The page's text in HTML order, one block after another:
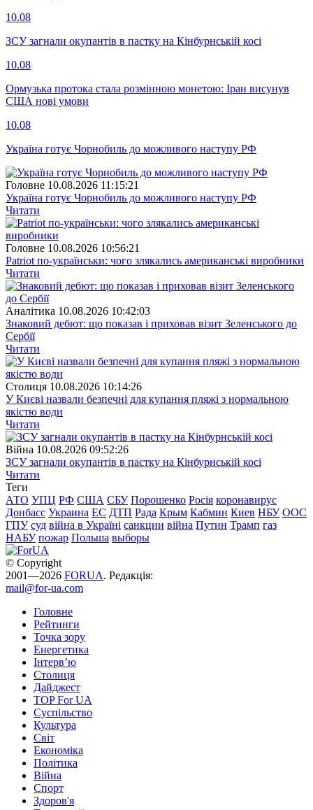
10.08
ЗСУ загнали окупантів в пастку на Кінбурнській косі
10.08
Ормузька протока стала розмінною монетою: Іран висунув
США нові умови
10.08
Україна готує Чорнобиль до можливого наступу РФ
Головне 10.08.2026 11:15:21
Україна готує Чорнобиль до можливого наступу РФ
Читати
Головне 10.08.2026 10:56:21
Patriot по-українськи: чого злякались американські виробники
Читати
Аналітика 10.08.2026 10:42:03
Знаковий дебют: що показав і приховав візит Зеленського до
Сербії
Читати
Столиця 10.08.2026 10:14:26
У Києві назвали безпечні для купання пляжі з нормальною
якістю води
Читати
Війна 10.08.2026 09:52:26
ЗСУ загнали окупантів в пастку на Кінбурнській косі
Читати
Теги
АТО УПЦ РФ США СБУ Порошенко Росія коронавирус
Донбасс Украина ЕС ДТП Рада Крым Кабмин Киев НБУ ООС
ГПУ суд війна в Україні санкции війна Путин Трамп газ
НАБУ пожар Польша выборы
© Copyright
2001—2026 FORUA. Редакція:
mail@for-ua.com
Головне
Рейтинги
Точка зору
Енергетика
Інтерв’ю
Столиця
Дайджест
TOP For UA
Суспiльство
Культура
Світ
Економіка
Політика
Війна
Спорт
Здоров'я